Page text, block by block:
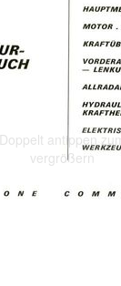
Doppelt antippen
vergrößern